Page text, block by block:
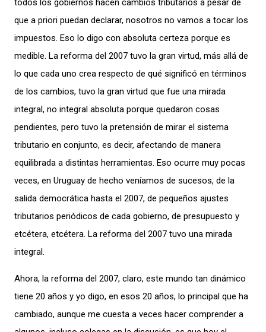
todos los gobiernos hacen cambios tributarios a pesar de
que a priori puedan declarar, nosotros no vamos a tocar los
impuestos. Eso lo digo con absoluta certeza porque es
medible. La reforma del 2007 tuvo la gran virtud, más allá de
lo que cada uno crea respecto de qué significó en términos
de los cambios, tuvo la gran virtud que fue una mirada
integral, no integral absoluta porque quedaron cosas
pendientes, pero tuvo la pretensión de mirar el sistema
tributario en conjunto, es decir, afectando de manera
equilibrada a distintas herramientas. Eso ocurre muy pocas
veces, en Uruguay de hecho veníamos de sucesos, de la
salida democrática hasta el 2007, de pequeños ajustes
tributarios periódicos de cada gobierno, de presupuesto y
etcétera, etcétera. La reforma del 2007 tuvo una mirada
integral.
Ahora, la reforma del 2007, claro, este mundo tan dinámico
tiene 20 años y yo digo, en esos 20 años, lo principal que ha
cambiado, aunque me cuesta a veces hacer comprender a